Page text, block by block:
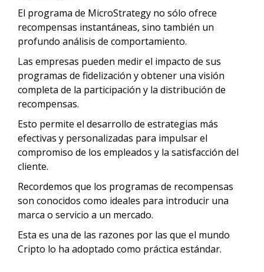
El programa de MicroStrategy no sólo ofrece
recompensas instantáneas, sino también un
profundo análisis de comportamiento.
Las empresas pueden medir el impacto de sus
programas de fidelización y obtener una visión
completa de la participación y la distribución de
recompensas.
Esto permite el desarrollo de estrategias más
efectivas y personalizadas para impulsar el
compromiso de los empleados y la satisfacción del
cliente.
Recordemos que los programas de recompensas
son conocidos como ideales para introducir una
marca o servicio a un mercado.
Esta es una de las razones por las que el mundo
Cripto lo ha adoptado como práctica estándar.